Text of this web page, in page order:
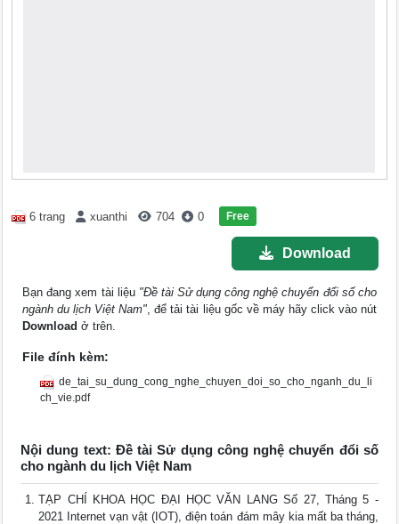
6 trang xuanthi 704 0 Free
Download
Bạn đang xem tài liệu "Đề tài Sử dụng công nghệ chuyển đổi số cho
ngành du lịch Việt Nam", để tải tài liệu gốc về máy hãy click vào nút
Download ở trên.
File đính kèm:
de_tai_su_dung_cong_nghe_chuyen_doi_so_cho_nganh_du_li
ch_vie.pdf
Nội dung text: Đề tài Sử dụng công nghệ chuyển đổi số
cho ngành du lịch Việt Nam
TẠP CHÍ KHOA HỌC ĐẠI HỌC VĂN LANG Số 27, Tháng 5 -
2021 Internet vạn vật (IOT), điện toán đám mây kia mất ba tháng,